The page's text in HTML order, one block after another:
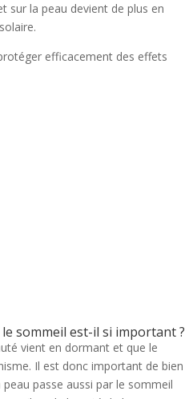
sur la peau devient de plus en
efficacement des effets
sommeil est-il si important ?
vient en dormant et que le
Il est donc important de bien
passe aussi par le sommeil